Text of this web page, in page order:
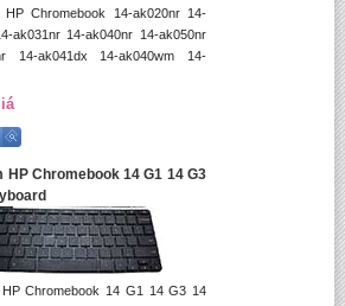
HP Chromebook 14-ak020nr 14-
ak031nr 14-ak040nr 14-ak050nr
14-ak041dx 14-ak040wm 14-
HP Chromebook 14 G1 14 G3
Chromebook 14 G1 14 G3 14